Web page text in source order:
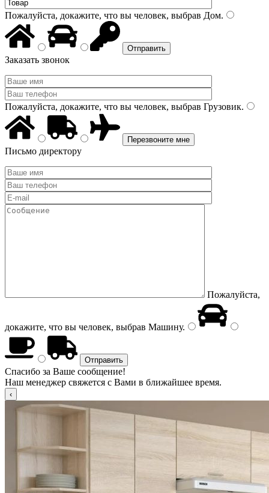
Пожалуйста, докажите, что вы человек, выбрав Дом.
Заказать звонок
Пожалуйста, докажите, что вы человек, выбрав Грузовик.
Письмо директору
Пожалуйста,
докажите, что вы человек, выбрав Машину.
Спасибо за Ваше сообщение!
Наш менеджер свяжется с Вами в ближайшее время.